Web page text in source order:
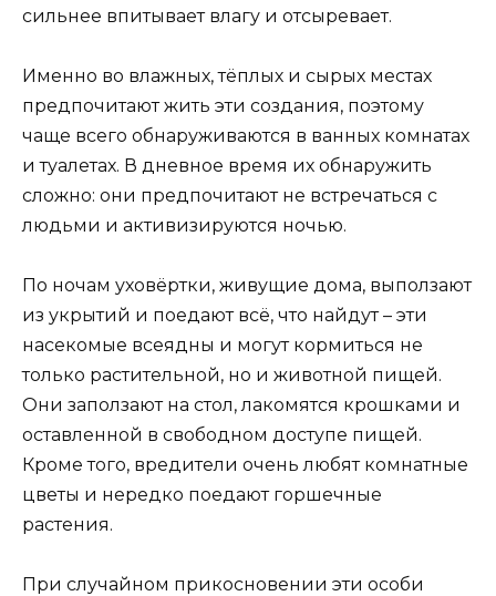
сильнее впитывает влагу и отсыревает.
Именно во влажных, тёплых и сырых местах
предпочитают жить эти создания, поэтому
чаще всего обнаруживаются в ванных комнатах
и туалетах. В дневное время их обнаружить
сложно: они предпочитают не встречаться с
людьми и активизируются ночью.
По ночам уховёртки, живущие дома, выползают
из укрытий и поедают всё, что найдут – эти
насекомые всеядны и могут кормиться не
только растительной, но и животной пищей.
Они заползают на стол, лакомятся крошками и
оставленной в свободном доступе пищей.
Кроме того, вредители очень любят комнатные
цветы и нередко поедают горшечные
растения.
При случайном прикосновении эти особи